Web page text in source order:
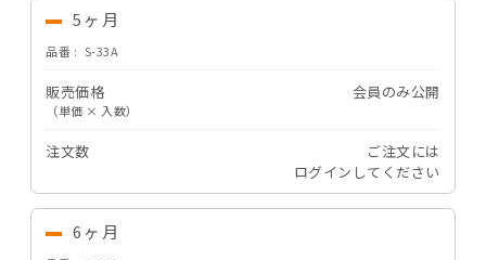
5ヶ月
品番 S-33A
販売価格
（単価 × 入数）
会員のみ公開
注文数
ご注文には
ログイン してください
6ヶ月